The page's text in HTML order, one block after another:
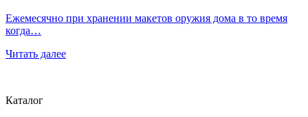
Ежемесячно при хранении макетов оружия дома в то время
когда…
Читать далее
Каталог